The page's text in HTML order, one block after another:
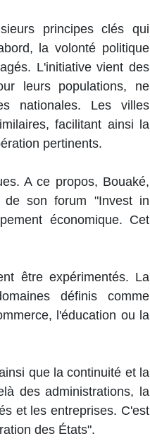
principes clés qui
la volonté politique
L'initiative vient des
leurs populations, ne
nationales. Les villes
facilitant ainsi la
pertinents.
A ce propos, Bouaké,
de son forum "Invest in
économique. Cet
être expérimentés. La
définis comme
l'éducation ou la
que la continuité et la
des administrations, la
et les entreprises. C'est
des États".